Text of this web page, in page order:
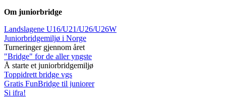
Om juniorbridge
Landslagene U16/U21/U26/U26W
Juniorbridgemiljø i Norge
Turneringer gjennom året
"Bridge" for de aller yngste
Å starte et juniorbridgemiljø
Toppidrett bridge vgs
Gratis FunBridge til juniorer
Si ifra!